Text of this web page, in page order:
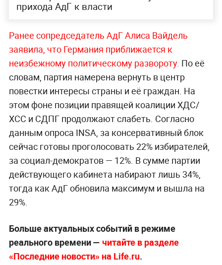
прихода АдГ к власти
Ранее сопредседатель АдГ Алиса Вайдель
заявила, что Германия приближается к
неизбежному политическому развороту. По её
словам, партия намерена вернуть в центр
повестки интересы страны и её граждан. На
этом фоне позиции правящей коалиции ХДС/
ХСС и СДПГ продолжают слабеть. Согласно
данным опроса INSA, за консервативный блок
сейчас готовы проголосовать 22% избирателей,
за социал-демократов — 12%. В сумме партии
действующего кабинета набирают лишь 34%,
тогда как АдГ обновила максимум и вышла на
29%.
Больше актуальных событий в режиме
реального времени — читайте в разделе
«Последние новости» на Life.ru.